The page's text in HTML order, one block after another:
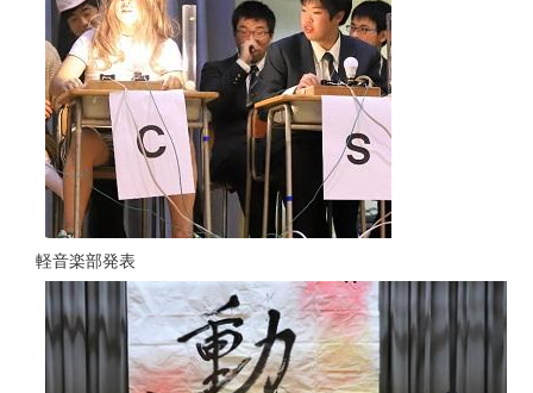
軽音楽部発表